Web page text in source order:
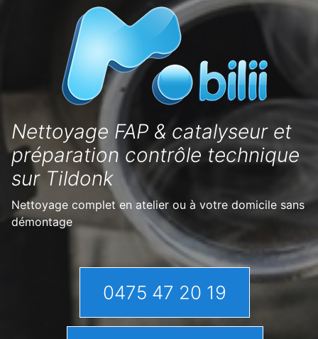
Nettoyage FAP & catalyseur et
préparation contrôle technique
sur Tildonk
Nettoyage complet en atelier ou à votre domicile sans
démontage
0475 47 20 19